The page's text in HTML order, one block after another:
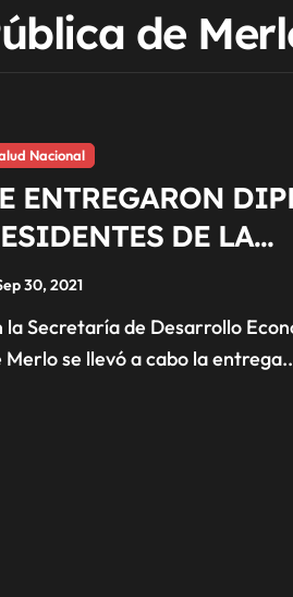
de
Nacional
ENTREGARON
DE LA
DE
30, 2021
Merlo se llevó a cabo la